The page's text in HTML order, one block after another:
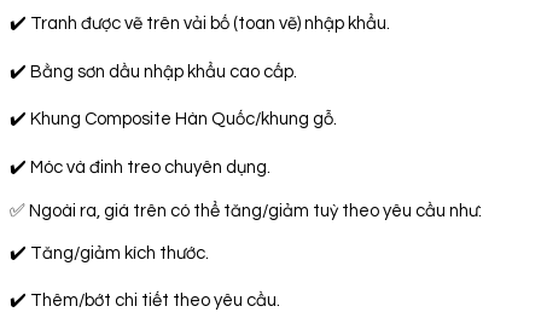
✔️ Tranh được vẽ trên vải bố (toan vẽ) nhập khẩu.
✔️ Bằng sơn dầu nhập khẩu cao cấp.
✔️ Khung Composite Hàn Quốc/khung gỗ.
✔️ Móc và đinh treo chuyên dụng.
✅ Ngoài ra, giá trên có thể tăng/giảm tuỳ theo yêu cầu như:
✔️ Tăng/giảm kích thước.
✔️ Thêm/bớt chi tiết theo yêu cầu.